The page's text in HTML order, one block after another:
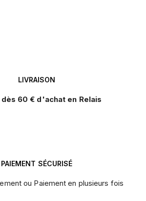
LIVRAISON
60 € d'achat en Relais
PAIEMENT SÉCURISÉ
ou Paiement en plusieurs fois